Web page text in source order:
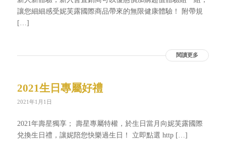
讓您細細感受妮芙露國際商品帶來的無限健康體驗！ 附帶規
[…]
閱讀更多
2021生日專屬好禮
2021年1月1日
2021年壽星獨享； 壽星專屬特權，於生日當月向妮芙露國際
兌換生日禮，讓妮陪您快樂過生日！ 立即點選 http […]